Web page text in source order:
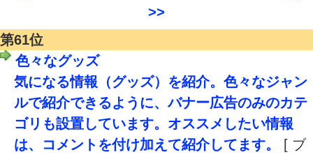
>>
第61位
色々なグッズ
気になる情報（グッズ）を紹介。色々なジャン
ルで紹介できるように、バナー広告のみのカテ
ゴリも設置しています。オススメしたい情報
は、コメントを付け加えて紹介してます。
[ ブ